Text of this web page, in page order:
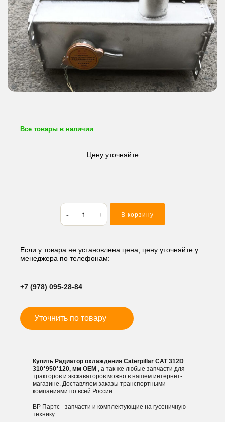
Все товары в наличии
Цену уточняйте
Количество
товара
Радиатор
Caterpillar
CAT
мм
В корзину
Если у товара не установлена цена, цену уточняйте у
менеджера по телефонам:
+7 (978) 095-28-84
Уточнить по товару
Купить Радиатор охлаждения Caterpillar CAT 312D
310*950*120, мм OEM , а так же любые запчасти для
тракторов и экскаваторов можно в нашем интернет-
магазине. Доставляем заказы транспортными
компаниями по всей России.
ВР Партс - запчасти и комплектующие на гусеничную
технику